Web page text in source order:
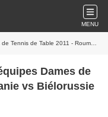
MENU
2011 - Roumanie vs Biélorussie : 3/0
Dames de
vs Biélorussie